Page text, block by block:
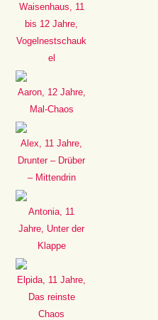
Waisenhaus, 11
bis 12 Jahre,
Vogelnestschauk
el
Aaron, 12 Jahre,
Mal-Chaos
Alex, 11 Jahre,
Drunter – Drüber
– Mittendrin
Antonia, 11
Jahre, Unter der
Klappe
Elpida, 11 Jahre,
Das reinste
Chaos